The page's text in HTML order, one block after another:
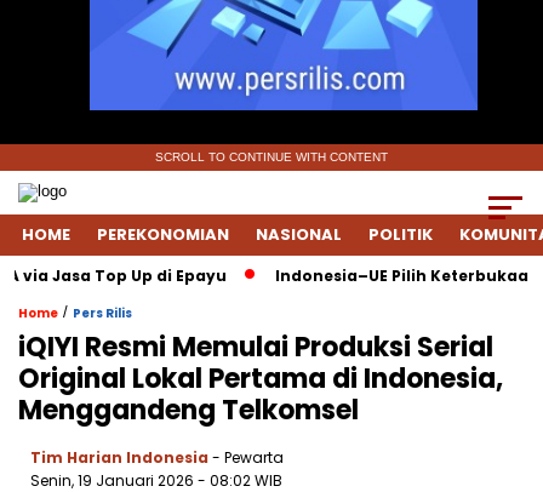
SCROLL TO CONTINUE WITH CONTENT
HOME PEREKONOMIAN NASIONAL POLITIK
Jasa Top Up di Epayu Indonesia–UE Pilih Keterbukaan:
Home / Pers Rilis
iQIYI Resmi Memulai Produksi Serial
Original Lokal Pertama di Indonesia,
Menggandeng Telkomsel
Tim Harian Indonesia - Pewarta
Senin, 19 Januari 2026 - 08:02 WIB